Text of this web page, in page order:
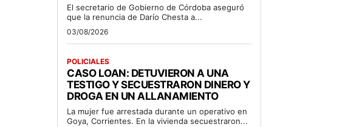
El secretario de Gobierno de Córdoba aseguró
que la renuncia de Darío Chesta a...
03/08/2026
POLICIALES
CASO LOAN: DETUVIERON A UNA
TESTIGO Y SECUESTRARON DINERO Y
DROGA EN UN ALLANAMIENTO
La mujer fue arrestada durante un operativo en
Goya, Corrientes. En la vivienda secuestraron...